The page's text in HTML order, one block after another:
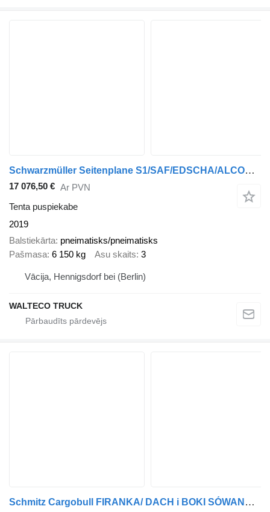
Schwarzmüller Seitenplane S1/SAF/EDSCHA/ALCOA/XL ZERTIFIKAT
17 076,50 € Ar PVN
Tenta puspiekabe
2019
Balstiekārta pneimatisks/pneimatisks
Pašmasa 6 150 kg Asu skaits 3
Vācija, Hennigsdorf bei (Berlin)
WALTECO TRUCK
Schmitz Cargobull FIRANKA/ DACH i BOKI SÓWANE/RAMA OCYNK/ KOSZ NA PALETY